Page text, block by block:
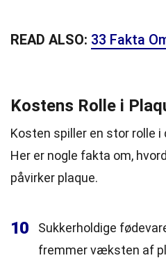
READ ALSO: 33 Fakta
Kostens Rolle i
Kosten spiller en stor rolle i
Her er nogle fakta om,
påvirker plaque.
10
Sukkerholdige
fremmer væksten af